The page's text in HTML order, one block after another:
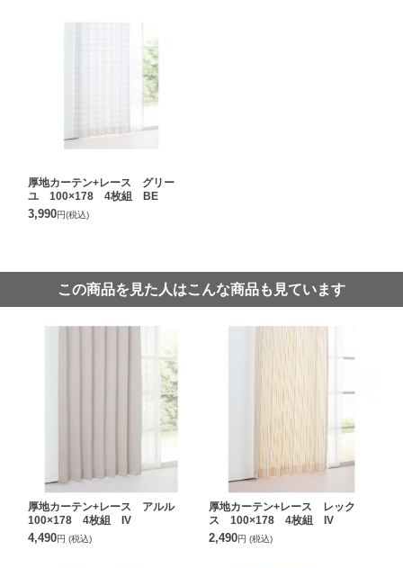
厚地カーテン+レース グリー
ユ 100×178 4枚組 BE
3,990円(税込)
この商品を見た人はこんな商品も見ています
厚地カーテン+レース アルル
100×178 4枚組 IV
4,490円 (税込)
厚地カーテン+レース レック
ス 100×178 4枚組 IV
2,490円 (税込)